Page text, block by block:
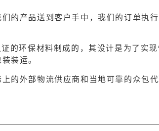
的产品送到客户手中，我们的订单执
的环保材料制成的，其设计是为了实
装运。
的外部物流供应商和当地可靠的众包